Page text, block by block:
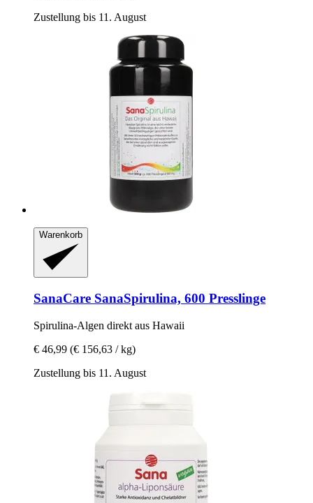
Zustellung bis 11. August
Warenkorb
SanaCare SanaSpirulina, 600 Presslinge
Spirulina-​Algen direkt aus Hawaii
€ 46,99 (€ 156,63 / kg)
Zustellung bis 11. August